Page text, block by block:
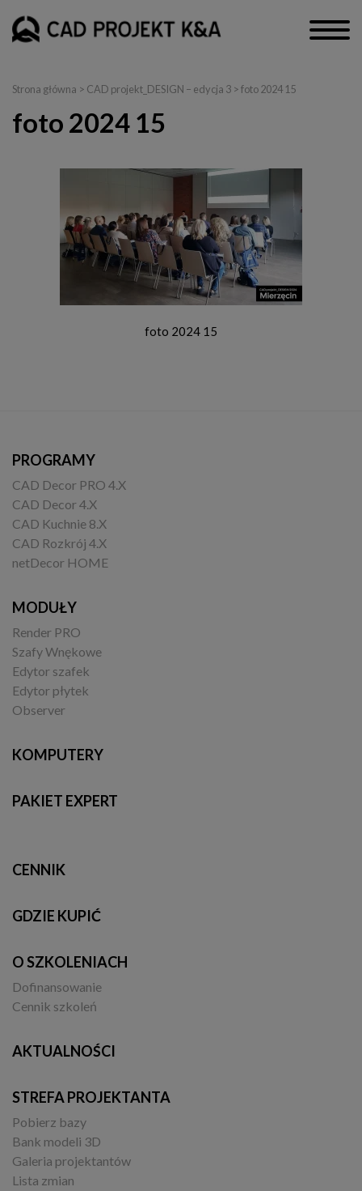
Strona główna > CAD projekt_DESIGN – edycja 3 > foto 2024 15
foto 2024 15
foto 2024 15
PROGRAMY
CAD Decor PRO 4.X
CAD Decor 4.X
CAD Kuchnie 8.X
CAD Rozkrój 4.X
netDecor HOME
MODUŁY
Render PRO
Szafy Wnękowe
Edytor szafek
Edytor płytek
Observer
KOMPUTERY
PAKIET EXPERT
CENNIK
GDZIE KUPIĆ
O SZKOLENIACH
Dofinansowanie
Cennik szkoleń
AKTUALNOŚCI
STREFA PROJEKTANTA
Pobierz bazy
Bank modeli 3D
Galeria projektantów
Lista zmian